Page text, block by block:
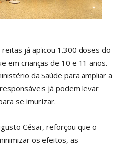
já aplicou 1.300 doses do
em crianças de 10 e 11 anos.
da Saúde para ampliar a
já podem levar
se imunizar.
César, reforçou que o
os efeitos, as